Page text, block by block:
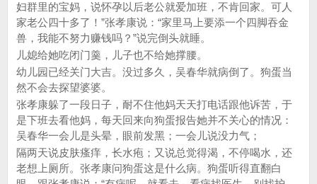
妇群里的宝妈，说怀孕以后老公就爱加班，不肯回家。可人
家老公四十多了！”张孝康说：“家里马上要添一个四脚吞金
兽，我能不努力赚钱吗？”说完倒头就睡。
儿媳给她吃闭门羹，儿子也不给她撑腰。
幼儿园已经关门大吉。没过多久，吴春华就病倒了。狗蛋当
然不会去探望婆婆。
张孝康躲了一段日子，耐不住他妈天天打电话跟他诉苦，于
是下班去看他妈，每天回来向狗蛋报告她并不关心的情况：
吴春华一会儿是头晕，眼前发黑；一会儿说没力气；
隔两天说皮肤瘙痒，长水疱；又说总觉得渴，不停喝水，还
老想上厕所。张孝康问狗蛋这是什么病。狗蛋听得直翻白